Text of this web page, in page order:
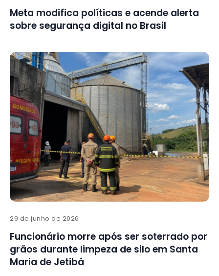
Meta modifica políticas e acende alerta
sobre segurança digital no Brasil
29 de junho de 2026
Funcionário morre após ser soterrado por
grãos durante limpeza de silo em Santa
Maria de Jetibá